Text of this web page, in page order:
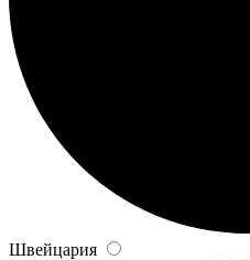
Швейцария